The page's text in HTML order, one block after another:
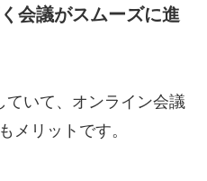
会議がスムーズに進
いて、オンライン会議
メリットです。